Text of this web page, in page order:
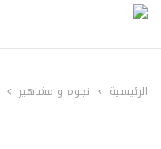
الرئيسية نجوم و مشاهير